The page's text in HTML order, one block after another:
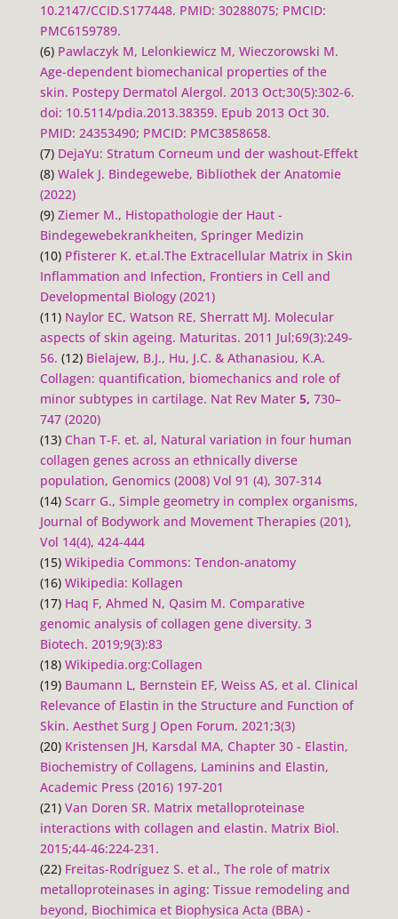
10.2147/CCID.S177448. PMID: 30288075; PMCID:
PMC6159789.
(6) Pawlaczyk M, Lelonkiewicz M, Wieczorowski M.
Age-dependent biomechanical properties of the
skin. Postepy Dermatol Alergol. 2013 Oct;30(5):302-6.
doi: 10.5114/pdia.2013.38359. Epub 2013 Oct 30.
PMID: 24353490; PMCID: PMC3858658.
(7) DejaYu: Stratum Corneum und der washout-Effekt
(8) Walek J. Bindegewebe, Bibliothek der Anatomie
(2022)
(9) Ziemer M., Histopathologie der Haut -
Bindegewebekrankheiten, Springer Medizin
(10) Pfisterer K. et.al.The Extracellular Matrix in Skin
Inflammation and Infection, Frontiers in Cell and
Developmental Biology (2021)
(11) Naylor EC, Watson RE, Sherratt MJ. Molecular
aspects of skin ageing. Maturitas. 2011 Jul;69(3):249-
56. (12) Bielajew, B.J., Hu, J.C. & Athanasiou, K.A.
Collagen: quantification, biomechanics and role of
minor subtypes in cartilage. Nat Rev Mater 5, 730–
747 (2020)
(13) Chan T-F. et. al, Natural variation in four human
collagen genes across an ethnically diverse
population, Genomics (2008) Vol 91 (4), 307-314
(14) Scarr G., Simple geometry in complex organisms,
Journal of Bodywork and Movement Therapies (201),
Vol 14(4), 424-444
(15) Wikipedia Commons: Tendon-anatomy
(16) Wikipedia: Kollagen
(17) Haq F, Ahmed N, Qasim M. Comparative
genomic analysis of collagen gene diversity. 3
Biotech. 2019;9(3):83
(18) Wikipedia.org:Collagen
(19) Baumann L, Bernstein EF, Weiss AS, et al. Clinical
Relevance of Elastin in the Structure and Function of
Skin. Aesthet Surg J Open Forum. 2021;3(3)
(20) Kristensen JH, Karsdal MA, Chapter 30 - Elastin,
Biochemistry of Collagens, Laminins and Elastin,
Academic Press (2016) 197-201
(21) Van Doren SR. Matrix metalloproteinase
interactions with collagen and elastin. Matrix Biol.
2015;44-46:224-231.
(22) Freitas-Rodríguez S. et al., The role of matrix
metalloproteinases in aging: Tissue remodeling and
beyond, Biochimica et Biophysica Acta (BBA) -